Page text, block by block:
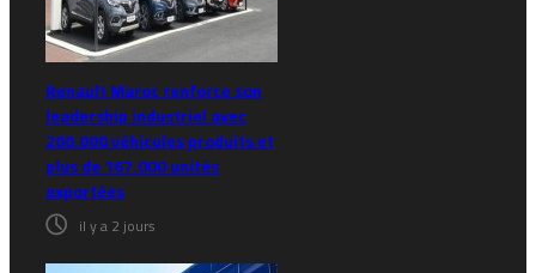
Renault Maroc renforce son
leadership industriel avec
200.000 véhicules produits et
plus de 167.000 unités
exportées
il y a 2 jours